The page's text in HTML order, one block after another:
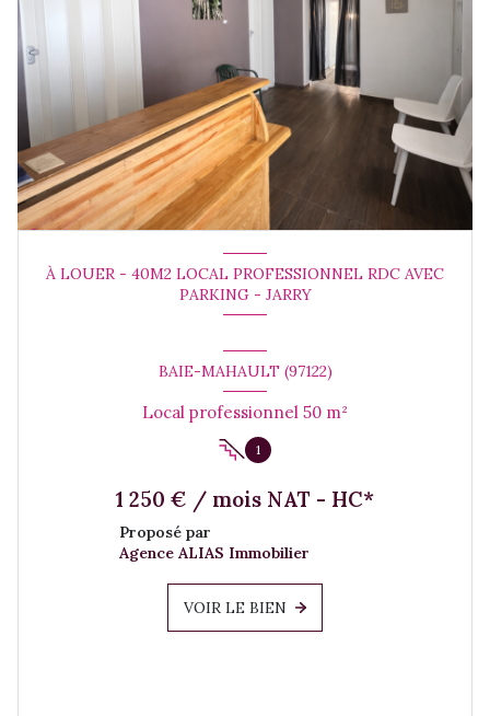
À LOUER - 40M2 LOCAL PROFESSIONNEL RDC AVEC
PARKING - JARRY
BAIE-MAHAULT (97122)
Local professionnel 50 m²
1
1 250 € / mois NAT - HC*
Proposé par
Agence ALIAS Immobilier
VOIR LE BIEN